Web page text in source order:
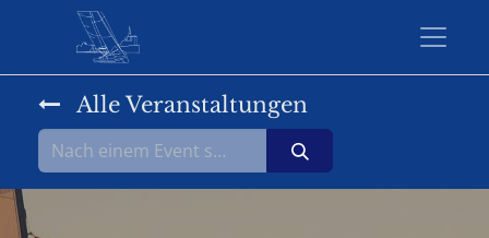
Alle Veranstaltungen